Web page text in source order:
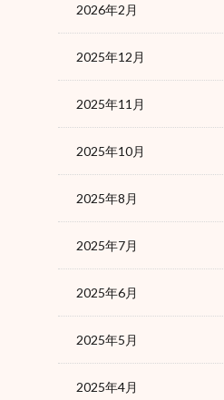
2026年2月
2025年12月
2025年11月
2025年10月
2025年8月
2025年7月
2025年6月
2025年5月
2025年4月